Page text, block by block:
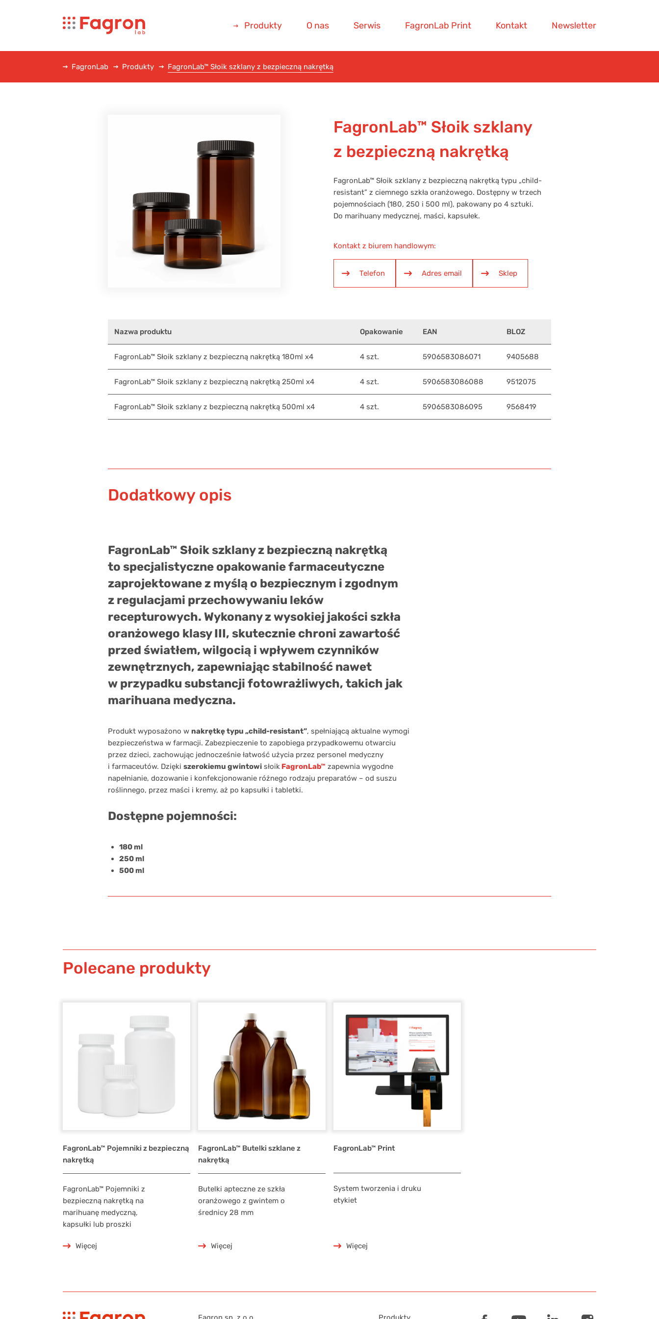
Produkty O nas Serwis FagronLab Print Kontakt Newsletter
FagronLab Produkty FagronLab™ Słoik szklany z bezpieczną nakrętką
FagronLab™ Słoik szklany
z bezpieczną nakrętką
FagronLab™ Słoik szklany z bezpieczną nakrętką typu „child-
resistant” z ciemnego szkła oranżowego. Dostępny w trzech
pojemnościach (180, 250 i 500 ml), pakowany po 4 sztuki.
Do marihuany medycznej, maści, kapsułek.
Kontakt z biurem handlowym:
Telefon Adres email Sklep
Nazwa produktu Opakowanie EAN BLOZ
FagronLab™ Słoik szklany z bezpieczną nakrętką 180ml x4 4 szt. 5906583086071 9405688
FagronLab™ Słoik szklany z bezpieczną nakrętką 250ml x4 4 szt. 5906583086088 9512075
FagronLab™ Słoik szklany z bezpieczną nakrętką 500ml x4 4 szt. 5906583086095 9568419
Dodatkowy opis
FagronLab™ Słoik szklany z bezpieczną nakrętką
to specjalistyczne opakowanie farmaceutyczne
zaprojektowane z myślą o bezpiecznym i zgodnym
z regulacjami przechowywaniu leków
recepturowych. Wykonany z wysokiej jakości szkła
oranżowego klasy III, skutecznie chroni zawartość
przed światłem, wilgocią i wpływem czynników
zewnętrznych, zapewniając stabilność nawet
w przypadku substancji fotowrażliwych, takich jak
marihuana medyczna.
Produkt wyposażono w nakrętkę typu „child-resistant”, spełniającą aktualne wymogi
bezpieczeństwa w farmacji. Zabezpieczenie to zapobiega przypadkowemu otwarciu
przez dzieci, zachowując jednocześnie łatwość użycia przez personel medyczny
i farmaceutów. Dzięki szerokiemu gwintowi słoik FagronLab™ zapewnia wygodne
napełnianie, dozowanie i konfekcjonowanie różnego rodzaju preparatów – od suszu
roślinnego, przez maści i kremy, aż po kapsułki i tabletki.
Dostępne pojemności:
180 ml
250 ml
500 ml
Polecane produkty
FagronLab™ Pojemniki z bezpieczną
nakrętką
FagronLab™ Pojemniki z
bezpieczną nakrętką na
marihuanę medyczną,
kapsułki lub proszki
Więcej
FagronLab™ Butelki szklane z
nakrętką
Butelki apteczne ze szkła
oranżowego z gwintem o
średnicy 28 mm
Więcej
FagronLab™ Print
System tworzenia i druku
etykiet
Więcej